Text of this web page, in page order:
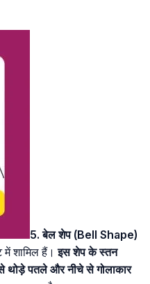
5. बेल शेप (Bell Shape)
में शामिल हैं।इस शेप के स्तन
पतले और नीचे से गोलाकार